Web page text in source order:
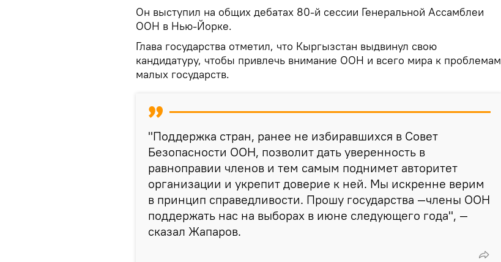
Он выступил на общих дебатах 80-й сессии Генеральной Ассамблеи
ООН в Нью-Йорке.
Глава государства отметил, что Кыргызстан выдвинул свою
кандидатуру, чтобы привлечь внимание ООН и всего мира к проблемам
малых государств.
"Поддержка стран, ранее не избиравшихся в Совет
Безопасности ООН, позволит дать уверенность в
равноправии членов и тем самым поднимет авторитет
организации и укрепит доверие к ней. Мы искренне верим
в принцип справедливости. Прошу государства —члены ООН
поддержать нас на выборах в июне следующего года", —
сказал Жапаров.